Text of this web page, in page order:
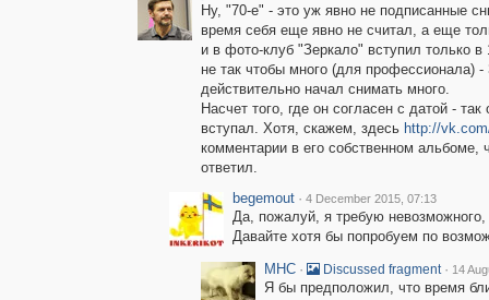
Ну, "70-е" - это уж явно не подписанные
время себя еще явно не считал, а еще
и в фото-клуб "Зеркало" вступил только
не так чтобы много (для профессионала)
действительно начал снимать много.
Насчет того, где он согласен с датой -
вступал. Хотя, скажем, здесь http://
комментарии в его собственном альбоме,
ответил.
begemout · 4 December 2015, 07:13
Да, пожалуй, я требую невозможного,
Давайте хотя бы попробуем по
MHC · Discussed fragment · 14
Я бы предположил, что время